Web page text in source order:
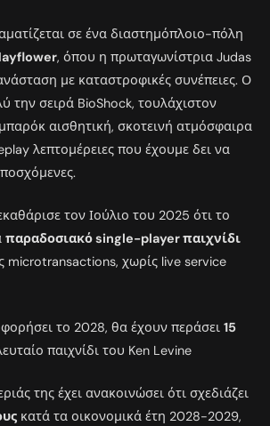
σε ένα διαστημόπλοιο-πόλη
, όπου η πρωταγωνίστρια Judas
με καταστροφικές συνέπειες. Ο
την σειρά BioShock, τουλάχιστον
αισθητική, σκοτεινή ατμόσφαιρα
λεπτομέρειες που έχουμε δει να
τον Ιούλιο του 2025 ότι το
παραδοσιακό single-player παιχνίδι
microtransactions, χωρίς live service
το 2028, θα έχουν περάσει 15
παιχνίδι του Ken Levine
της έχει ανακοινώσει ότι σχεδιάζει
κατά τα οικονομικά έτη 2028-2029,